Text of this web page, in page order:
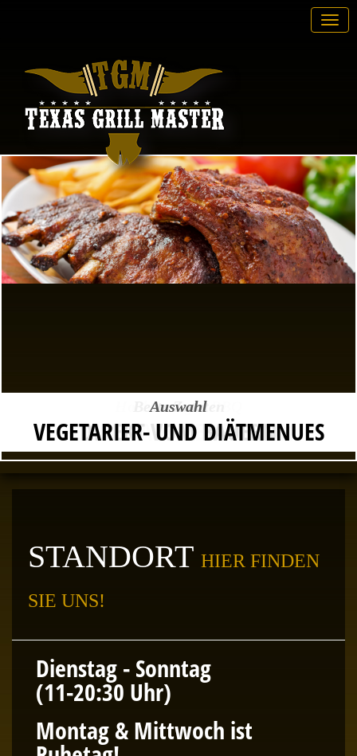
Low and Slow
REAL SMOKE - REAL FLAVOR
Immer frisch
HAUSGEMACHTE BURGERSOSSEN
Hochwertiges BBQ
FLEISCH AUS DER REGION
Beste Zutaten
DIREKT VOM BAUERN
Auswahl
VEGETARIER- UND DIÄTMENUES
STANDORT HIER FINDEN
SIE UNS!
Dienstag - Sonntag
(11-20:30 Uhr)
Montag & Mittwoch ist